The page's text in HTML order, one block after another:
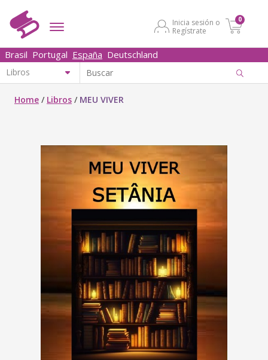
Inicia sesión o
Regístrate
0
Brasil Portugal España Deutschland
Home / Libros / MEU VIVER